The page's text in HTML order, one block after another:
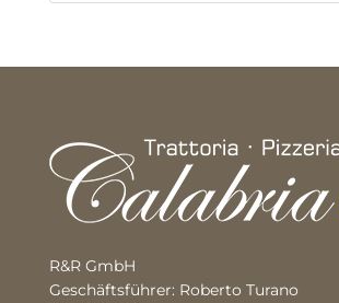
R&R GmbH
Geschäftsführer: Roberto Turano